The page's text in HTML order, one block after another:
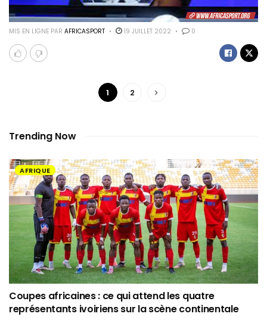
MIS EN LIGNE PAR AFRICASPORT 19 JUILLET 2022 0
1 2
Trending Now
AFRIQUE
Coupes africaines : ce qui attend les quatre
représentants ivoiriens sur la scène continentale